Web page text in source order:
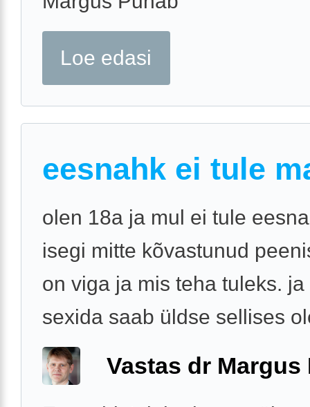
Loe edasi
eesnahk ei tule
olen 18a ja mul ei tule
isegi mitte kõvastunud
on viga ja mis teha tuleks. ja
sexida saab üldse sellises
Vastas dr Margus